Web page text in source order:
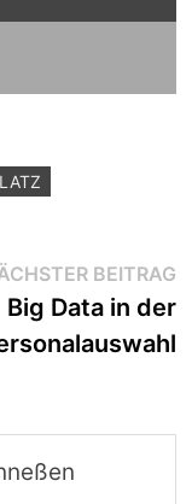
BEITRAG
Big Data in der